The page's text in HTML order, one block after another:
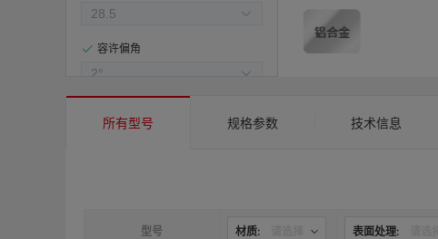
容许偏角
M(紧固螺栓)
所有型号 规格参数 技术信息
型号 材质: 表面处理: